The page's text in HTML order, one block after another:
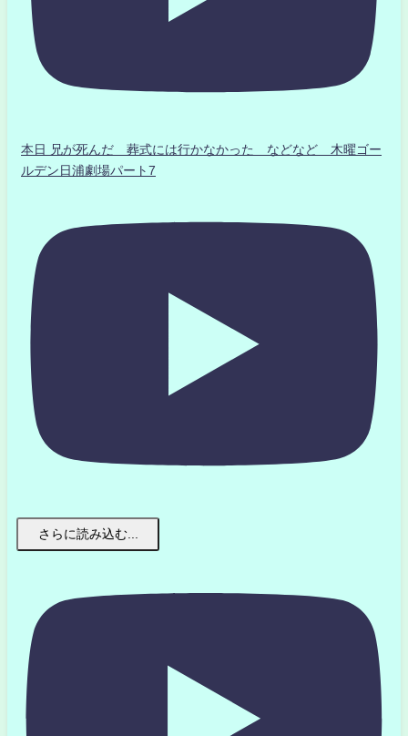
本日 兄が死んだ 葬式には行かなかった などなど 木曜ゴー
ルデン日浦劇場パート7
さらに読み込む...